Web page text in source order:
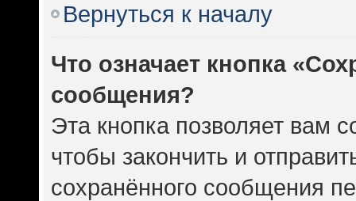
Вернуться к началу
Что означает кнопка
сообщения?
Эта кнопка позволяет вам
чтобы закончить и
сохранённого сообщения